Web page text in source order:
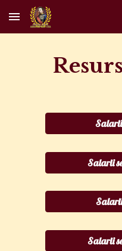
Skip to main content
Salarii
Salarii